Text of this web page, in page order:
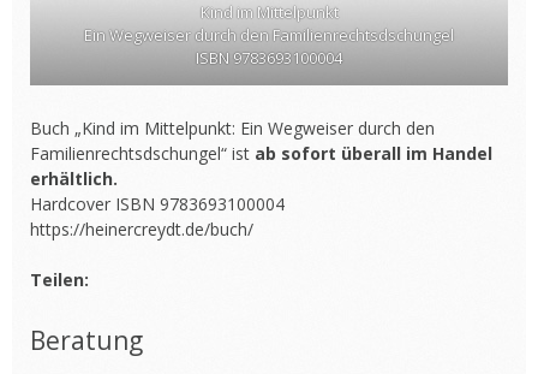
Kind im Mittelpunkt
Ein Wegweiser durch den Familienrechtsdschungel
ISBN 9783693100004
Buch „Kind im Mittelpunkt: Ein Wegweiser durch den
Familienrechtsdschungel“ ist ab sofort überall im Handel
erhältlich.
Hardcover ISBN 9783693100004
https://heinercreydt.de/buch/
Teilen:
Beratung